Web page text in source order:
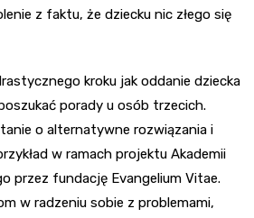
z faktu, że dziecku nic złego się
kroku jak oddanie dziecka
porady u osób trzecich.
o alternatywne rozwiązania i
w ramach projektu Akademii
przez fundację Evangelium Vitae.
w radzeniu sobie z problemami,